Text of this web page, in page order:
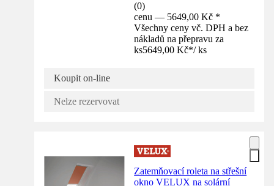
(0)
cenu — 5649,00 Kč *
Všechny ceny vč. DPH a bez
nákladů na přepravu za
ks5649,00 Kč*/ ks
Koupit on-line
Nelze rezervovat
Zatemňovací roleta na střešní
okno VELUX na solární